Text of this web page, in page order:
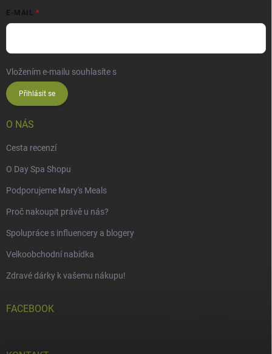
E-MAIL
Vložením e-mailu souhlasíte s
Přihlásit se
O NÁS
Cesta recenzí
O Day Spa Shopu
Podporujeme Mary's Meals
Proč nakoupit právě u nás?
Spolupráce s influencery a blogery
Velkoobchodní nabídka
Zdravé dárky k vašemu nákupu!
FACEBOOK